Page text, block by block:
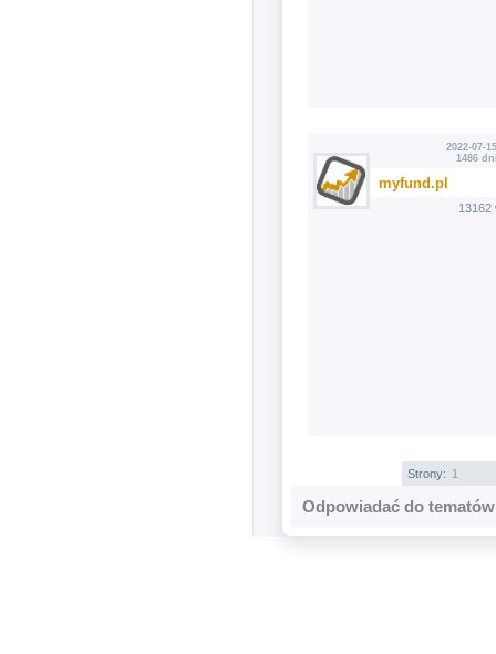
2022-07-
1486
myfund.pl
13162
Strony: 1
Odpowiadać do